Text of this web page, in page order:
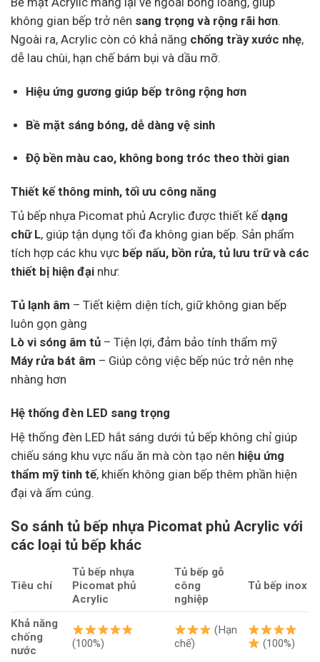
không gian bếp trở nên sang trọng và rộng rãi hơn.
Ngoài ra, Acrylic còn có khả năng chống trầy xước nhẹ,
dễ lau chùi, hạn chế bám bụi và dầu mỡ.
Hiệu ứng gương giúp bếp trông rộng hơn
Bề mặt sáng bóng, dễ dàng vệ sinh
Độ bền màu cao, không bong tróc theo thời gian
Thiết kế thông minh, tối ưu công năng
Tủ bếp nhựa Picomat phủ Acrylic được thiết kế dạng
chữ L, giúp tận dụng tối đa không gian bếp. Sản phẩm
tích hợp các khu vực bếp nấu, bồn rửa, tủ lưu trữ và các
thiết bị hiện đại như:
Tủ lạnh âm – Tiết kiệm diện tích, giữ không gian bếp
luôn gọn gàng
Lò vi sóng âm tủ – Tiện lợi, đảm bảo tính thẩm mỹ
Máy rửa bát âm – Giúp công việc bếp núc trở nên nhẹ
nhàng hơn
Hệ thống đèn LED sang trọng
Hệ thống đèn LED hắt sáng dưới tủ bếp không chỉ giúp
chiếu sáng khu vực nấu ăn mà còn tạo nên hiệu ứng
thẩm mỹ tinh tế, khiến không gian bếp thêm phần hiện
đại và ấm cúng.
So sánh tủ bếp nhựa Picomat phủ Acrylic với
các loại tủ bếp khác
Tiêu chí
Tủ bếp nhựa
Picomat phủ
Acrylic
Tủ bếp gỗ
công
nghiệp
Tủ bếp inox
Khả năng
chống
nước
(100%)
(Hạn
chế)
(100%)